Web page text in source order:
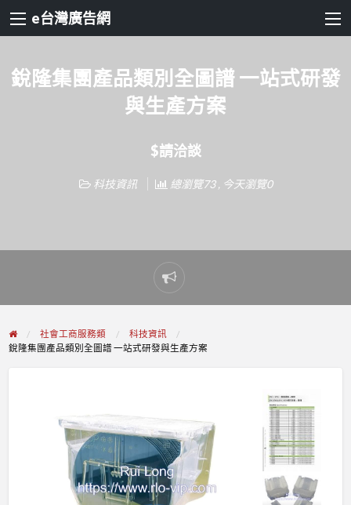
e台灣廣告網
銳隆集團產品類別全圖譜 一站式研發
與生產方案
$請洽談
科技資訊 總瀏覽73 , 今天瀏覽0
Report
problem
社會工商服務類
科技資訊
銳隆集團產品類別全圖譜 一站式研發與生產方案